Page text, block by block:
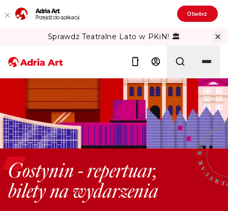
Adria Art
Przejdź do aplikacji Otwórz
Sprawdź Teatralne Lato w PKiN! 🏛️
Szukaj
Gostynin - repertuar,
bilety na wydarzenia